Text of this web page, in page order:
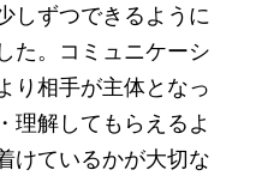
しずつできるように
た。コミュニケーシ
り相手が主体となっ
理解してもらえるよ
けているかが大切な